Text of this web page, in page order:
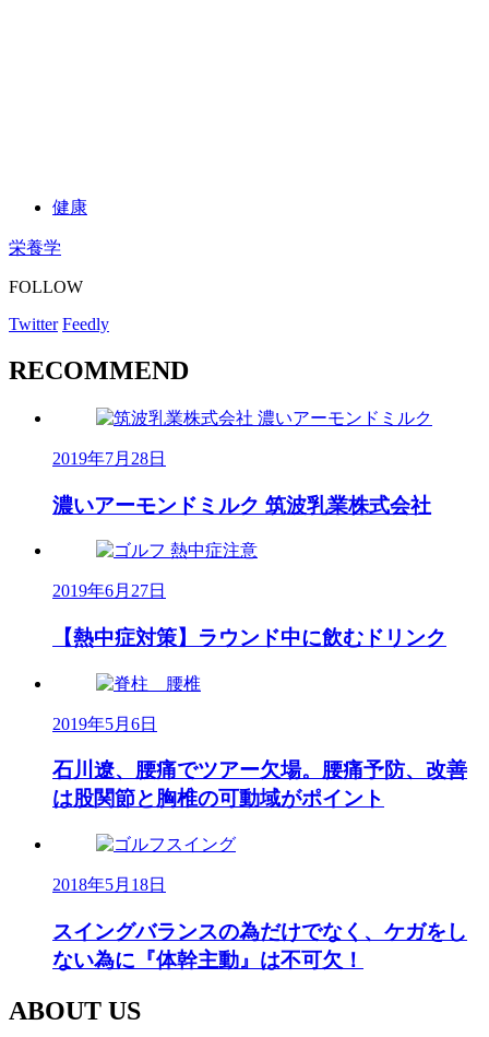
健康
栄養学
FOLLOW
Twitter Feedly
RECOMMEND
2019年7月28日
濃いアーモンドミルク 筑波乳業株式会社
2019年6月27日
【熱中症対策】ラウンド中に飲むドリンク
2019年5月6日
石川遼、腰痛でツアー欠場。腰痛予防、改善
は股関節と胸椎の可動域がポイント
2018年5月18日
スイングバランスの為だけでなく、ケガをし
ない為に『体幹主動』は不可欠！
ABOUT US